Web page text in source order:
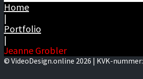
Home
|
Portfolio
|
Jeanne Grobler
© VideoDesign.online 2026 | KVK-nummer: